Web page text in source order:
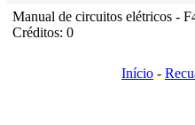
Manual de circuitos elétricos -
Créditos: 0
Início -